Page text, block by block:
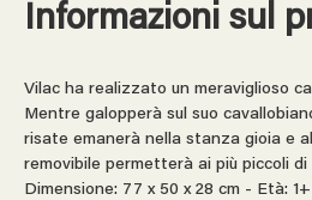
Informazioni sul
Vilac ha realizzato un meraviglioso
Mentre galopperà sul suo
risate emanerà nella stanza gioia e
removibile permetterà ai più piccoli
Dimensione: 77 x 50 x 28 cm - Età: 1+